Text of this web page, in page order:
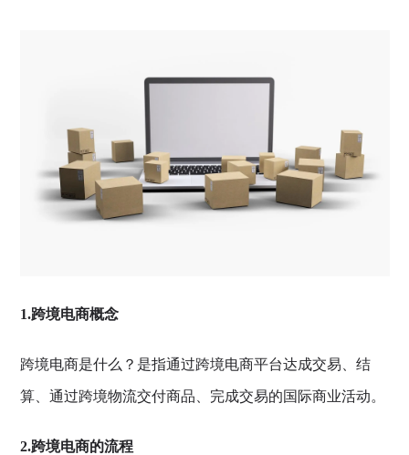
1.跨境电商概念
跨境电商是什么？是指通过跨境电商平台达成交易、结
算、通过跨境物流交付商品、完成交易的国际商业活动。
2.跨境电商的流程